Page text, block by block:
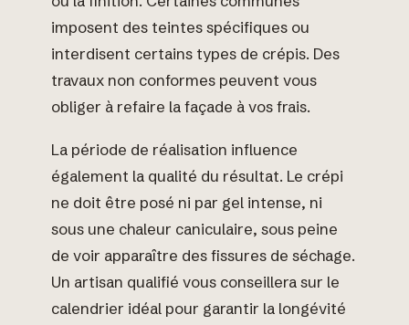
imposent des teintes spécifiques ou
interdisent certains types de crépis. Des
travaux non conformes peuvent vous
obliger à refaire la façade à vos frais.
La période de réalisation influence
également la qualité du résultat. Le crépi
ne doit être posé ni par gel intense, ni
sous une chaleur caniculaire, sous peine
de voir apparaître des fissures de séchage.
Un artisan qualifié vous conseillera sur le
calendrier idéal pour garantir la longévité